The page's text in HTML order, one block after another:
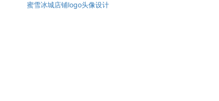
蜜雪冰城店铺logo头像设计